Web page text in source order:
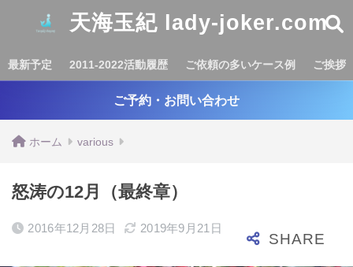
天海玉紀 lady-joker.com
最新予定 2011-2022活動履歴 ご依頼の多いケース例 ご挨拶
ご予約・お問い合わせ
ホーム various
怒涛の12月（最終章）
2016年12月28日 2019年9月21日